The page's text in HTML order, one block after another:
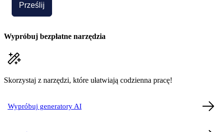
Prześlij
Wypróbuj bezpłatne narzędzia
Skorzystaj z narzędzi, które ułatwiają codzienna pracę!
Wypróbuj generatory AI